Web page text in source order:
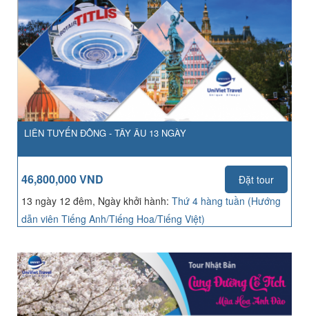
LIÊN TUYẾN ĐÔNG - TÂY ÂU 13 NGÀY
46,800,000 VND
Đặt tour
13 ngày 12 đêm, Ngày khởi hành: Thứ 4 hàng tuần (Hướng
dẫn viên Tiếng Anh/Tiếng Hoa/Tiếng Việt)